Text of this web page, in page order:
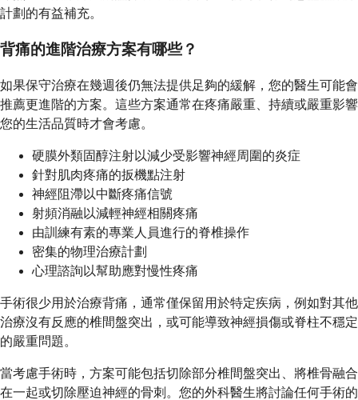
計劃的有益補充。
背痛的進階治療方案有哪些？
如果保守治療在幾週後仍無法提供足夠的緩解，您的醫生可能會
推薦更進階的方案。這些方案通常在疼痛嚴重、持續或嚴重影響
您的生活品質時才會考慮。
硬膜外類固醇注射以減少受影響神經周圍的炎症
針對肌肉疼痛的扳機點注射
神經阻滯以中斷疼痛信號
射頻消融以減輕神經相關疼痛
由訓練有素的專業人員進行的脊椎操作
密集的物理治療計劃
心理諮詢以幫助應對慢性疼痛
手術很少用於治療背痛，通常僅保留用於特定疾病，例如對其他
治療沒有反應的椎間盤突出，或可能導致神經損傷或脊柱不穩定
的嚴重問題。
當考慮手術時，方案可能包括切除部分椎間盤突出、將椎骨融合
在一起或切除壓迫神經的骨刺。您的外科醫生將討論任何手術的